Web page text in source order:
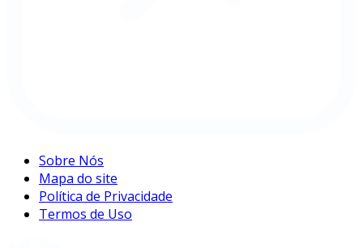
Sobre Nós
Mapa do site
Política de Privacidade
Termos de Uso